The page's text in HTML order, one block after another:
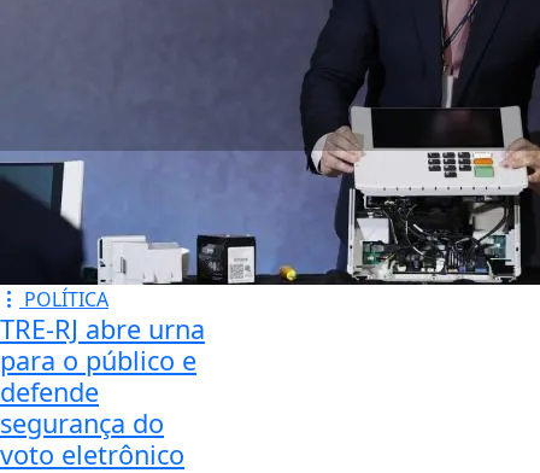
POLÍTICA
TRE-RJ abre urna
para o público e
defende
segurança do
voto eletrônico